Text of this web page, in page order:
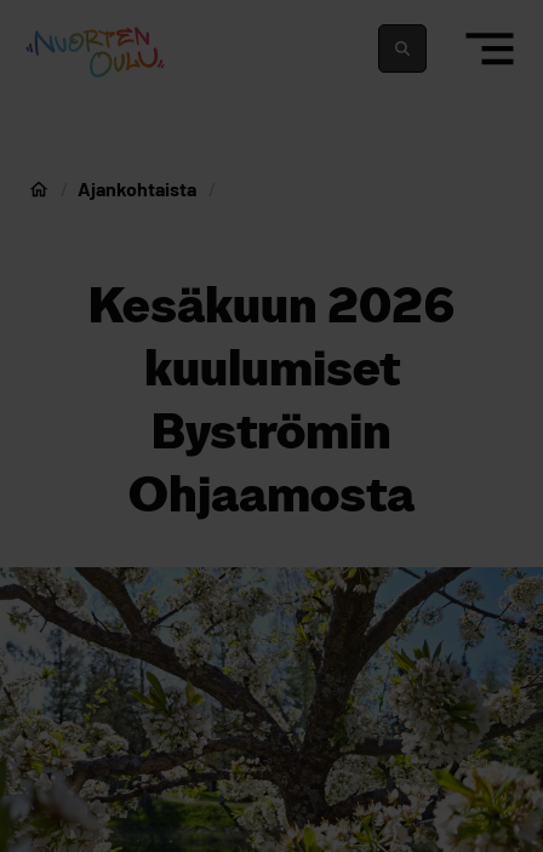
Nuortenoulu.fi etusivu
Nuorten Oulu
Ajankohtaista
Kesäkuun 2026
kuulumiset
Byströmin
Ohjaamosta